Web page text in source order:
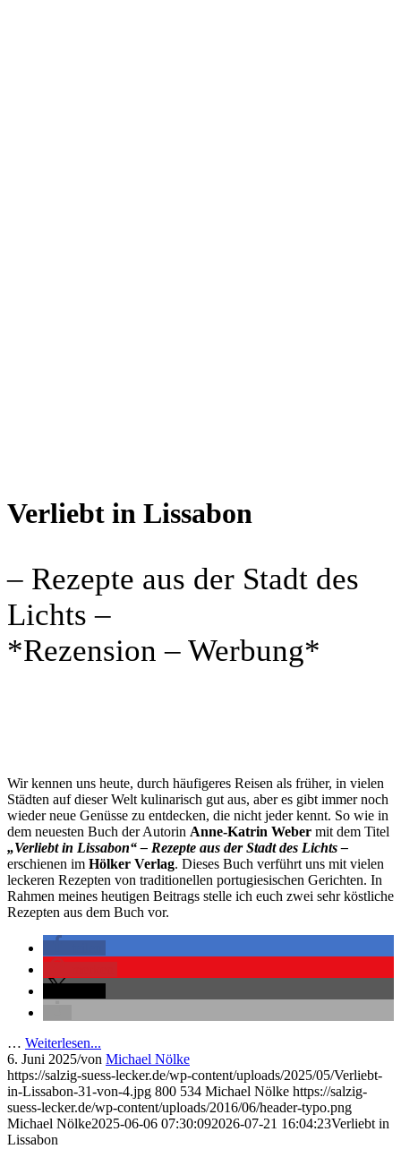
Verliebt in Lissabon
– Rezepte aus der Stadt des
Lichts –
*Rezension – Werbung*
Wir kennen uns heute, durch häufigeres Reisen als früher, in vielen
Städten auf dieser Welt kulinarisch gut aus, aber es gibt immer noch
wieder neue Genüsse zu entdecken, die nicht jeder kennt. So wie in
dem neuesten Buch der Autorin Anne-Katrin Weber mit dem Titel
„Verliebt in Lissabon“ – Rezepte aus der Stadt des Lichts –
erschienen im Hölker Verlag. Dieses Buch verführt uns mit vielen
leckeren Rezepten von traditionellen portugiesischen Gerichten. In
Rahmen meines heutigen Beitrags stelle ich euch zwei sehr köstliche
Rezepten aus dem Buch vor.
… Weiterlesen...
6. Juni 2025/von Michael Nölke
https://salzig-suess-lecker.de/wp-content/uploads/2025/05/Verliebt-
in-Lissabon-31-von-4.jpg 800 534 Michael Nölke https://salzig-
suess-lecker.de/wp-content/uploads/2016/06/header-typo.png
Michael Nölke2025-06-06 07:30:092026-07-21 16:04:23Verliebt in
Lissabon